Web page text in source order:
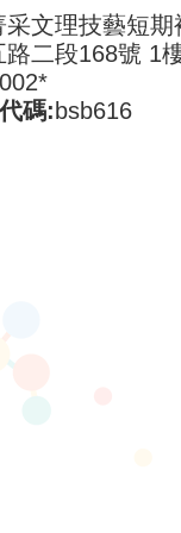
文理技藝短期
二段168號 1
碼: bsb616